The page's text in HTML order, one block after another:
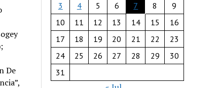
De
3
4 5 6 7 8
9
10
11 12 13 14 15
16
17
18 19 20 21 22
23
24
25 26 27 28 29
30
31